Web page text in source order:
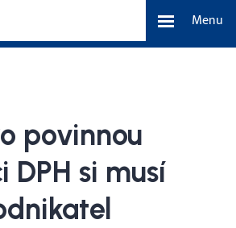
Menu
povinnou
DPH si musí